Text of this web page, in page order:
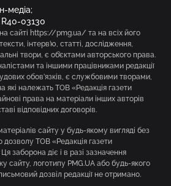
медіа;
R40-03130
сайті https://pmg.ua/ та на всіх його
інтерв’ю, статті, дослідження,
твори, є об’єктами авторського права.
та іншими працівниками редакції
обов’язків, є службовими творами,
які належать ТОВ «Редакція газети
права на матеріали інших авторів
відповідних договорів.
сайту у будь-якому вигляді без
ТОВ «Редакція газети
заборона діє і в разі зазначення
сайту, логотипу PMG.UA або будь-якого
дозвіл редакції не отримано.